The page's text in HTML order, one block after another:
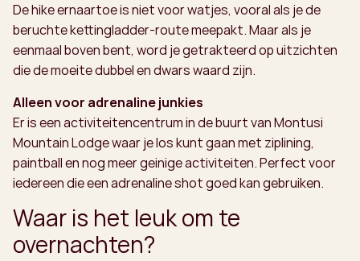
De hike ernaartoe is niet voor watjes, vooral als je de
beruchte kettingladder-route meepakt. Maar als je
eenmaal boven bent, word je getrakteerd op uitzichten
die de moeite dubbel en dwars waard zijn.
Alleen voor adrenaline junkies
Er is een activiteitencentrum in de buurt van Montusi
Mountain Lodge waar je los kunt gaan met ziplining,
paintball en nog meer geinige activiteiten. Perfect voor
iedereen die een adrenaline shot goed kan gebruiken.
Waar is het leuk om te
overnachten?